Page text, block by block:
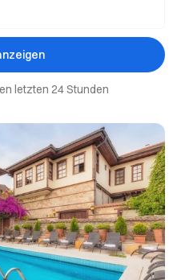
letzten 24 Stunden